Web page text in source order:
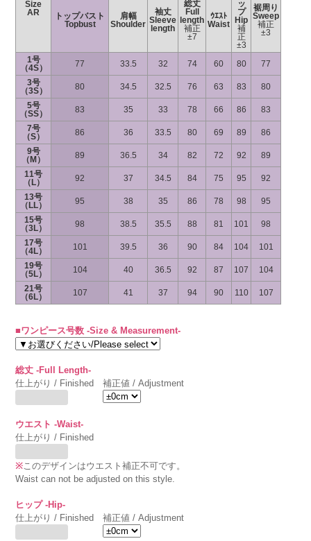
Size
AR
トップバスト
Topbust
肩幅
Shoulder
袖丈
Sleeve
length
総丈
Full
length
補正
±7
ｳｴｽﾄ
Waist
ッ
プ
Hip
補
正
±3
裾周り
Sweep
補正
±3
1号
（4S）
77 33.5 32 74 60 80
77
3号
（3S）
80 34.5 32.5 76 63 83
80
5号
（SS）
83 35 33 78 66 86
83
7号
（S）
86 36 33.5 80 69 89
86
9号
（M）
89 36.5 34 82 72 92
89
11号
（L）
92 37 34.5 84 75 95
92
13号
（LL）
95 38 35 86 78 98
95
15号
（3L）
98 38.5 35.5 88 81 101
98
17号
（4L）
101 39.5 36 90 84 104
101
19号
（5L）
104 40 36.5 92 87 107
104
21号
（6L）
107 41 37 94 90 110 107
■ワンピース号数 -Size & Measurement-
総丈 -Full Length-
仕上がり / Finished
補正値 / Adjustment
ウエスト -Waist-
仕上がり / Finished
※このデザインはウエスト補正不可です。
Waist can not be adjusted on this style.
ヒップ -Hip-
仕上がり / Finished
補正値 / Adjustment